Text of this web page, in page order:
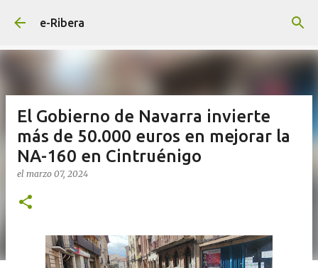
e-Ribera
El Gobierno de Navarra invierte
más de 50.000 euros en mejorar la
NA-160 en Cintruénigo
el marzo 07, 2024